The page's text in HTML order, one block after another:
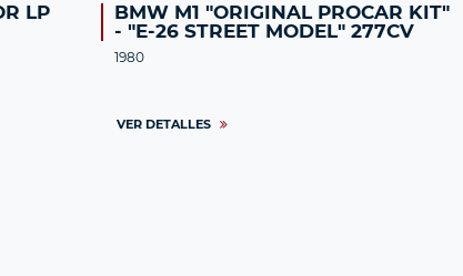
LP
BMW M1 "ORIGINAL PROCAR KIT"
- "E-26 STREET MODEL" 277CV
1980
VER DETALLES